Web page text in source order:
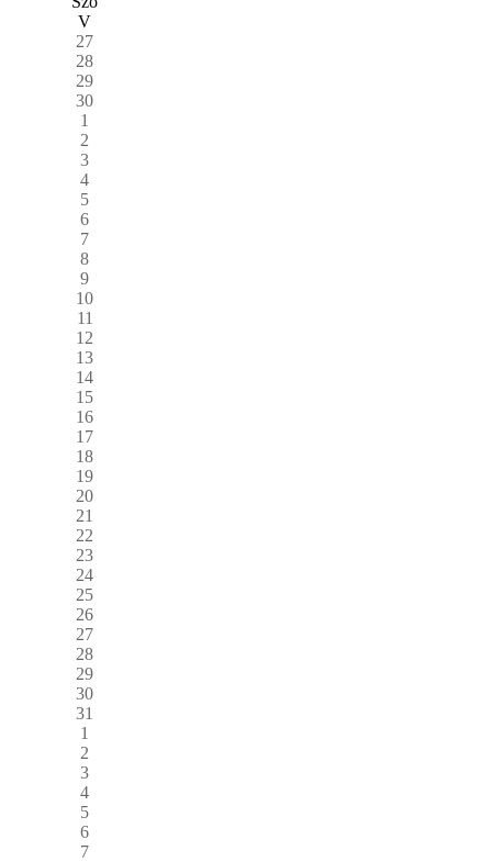
V
27
28
29
30
1
2
3
4
5
6
7
8
9
10
11
12
13
14
15
16
17
18
19
20
21
22
23
24
25
26
27
28
29
30
31
1
2
3
4
5
6
7